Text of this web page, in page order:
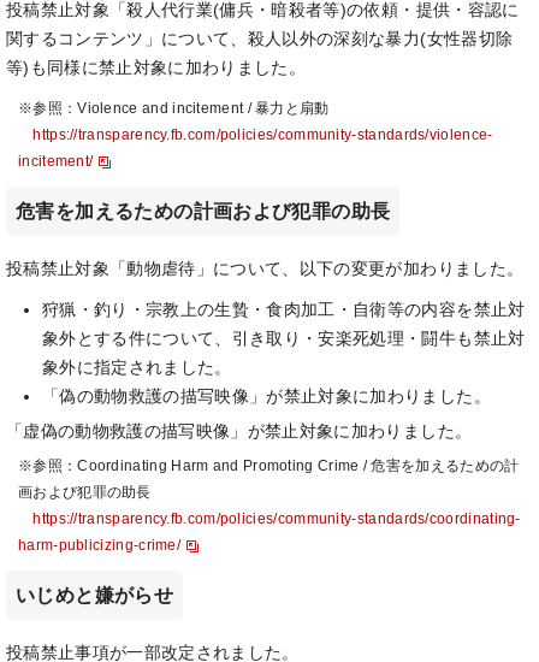
投稿禁止対象「殺人代行業(傭兵・暗殺者等)の依頼・提供・容認に
関するコンテンツ」について、殺人以外の深刻な暴力(女性器切除
等)も同様に禁止対象に加わりました。
※参照：Violence and incitement / 暴力と扇動
https://transparency.fb.com/policies/community-standards/violence-
incitement/
危害を加えるための計画および犯罪の助長
投稿禁止対象「動物虐待」について、以下の変更が加わりました。
狩猟・釣り・宗教上の生贄・食肉加工・自衛等の内容を禁止対
象外とする件について、引き取り・安楽死処理・闘牛も禁止対
象外に指定されました。
「偽の動物救護の描写映像」が禁止対象に加わりました。
「虚偽の動物救護の描写映像」が禁止対象に加わりました。
※参照：Coordinating Harm and Promoting Crime / 危害を加えるための計
画および犯罪の助長
https://transparency.fb.com/policies/community-standards/coordinating-
harm-publicizing-crime/
いじめと嫌がらせ
投稿禁止事項が一部改定されました。